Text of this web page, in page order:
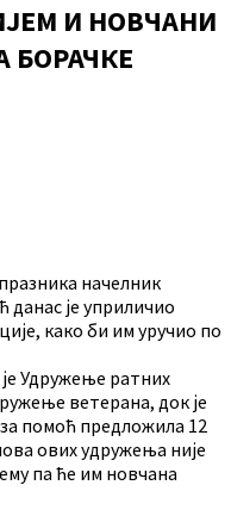
И НОВЧАНИ
начелник
је уприличио
како би им уручио по
Удружење ратних
ветерана, док је
помоћ предложила 12
ових удружења није
па ће им новчана